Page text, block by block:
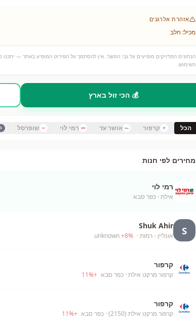
אזהרת אלרגנים
מכיל: חלב
הנתונים המדויקים מופיעים על גבי המוצר. אין להסתמך על הפירוט המופיע באתר — יתכנו
השימוש.
💰 הכי זול בארץ
הכל קרפור אושר עד רמי לוי שופרסל S
מחירים לפי חנות
רמי לוי
אילת · כפר סבא
S
Shuk Ahir
אונליין - רמות · unknown
+8%
קרפור
קרפור מרקט אילת · כפר סבא +
11%
קרפור
קרפור מרקט אילת (2150) · כפר סבא +
11%